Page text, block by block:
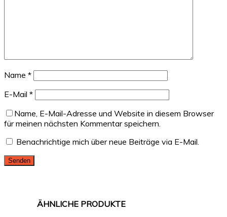
Name *
E-Mail *
Name, E-Mail-Adresse und Website in diesem Browser
für meinen nächsten Kommentar speichern.
Benachrichtige mich über neue Beiträge via E-Mail.